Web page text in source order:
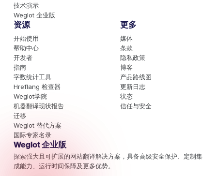
技术演示
Weglot 企业版
资源
开始使用
帮助中心
开发者
指南
字数统计工具
Hreflang 检查器
Weglot学院
机器翻译现状报告
迁移
Weglot 替代方案
国际专家名录
更多
媒体
条款
隐私政策
博客
产品路线图
更新日志
状态
信任与安全
Weglot 企业版
探索强大且可扩展的网站翻译解决方案，具备高级安全保护、定制集
成能力、运行时间保障及更多优势。